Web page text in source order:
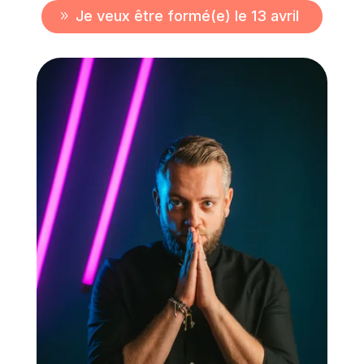
Je veux être formé(e) le 13 avril